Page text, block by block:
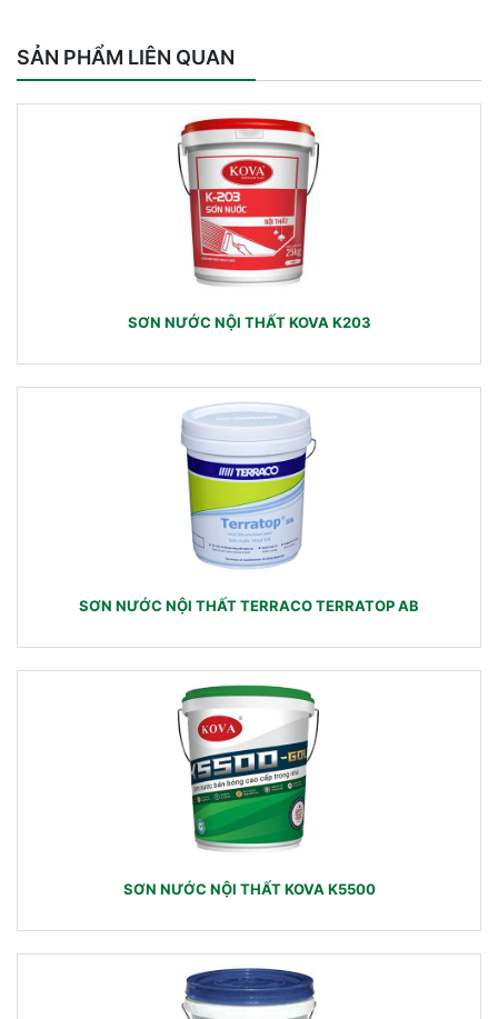
SẢN PHẨM LIÊN QUAN
SƠN NƯỚC NỘI THẤT KOVA K203
SƠN NƯỚC NỘI THẤT TERRACO TERRATOP AB
SƠN NƯỚC NỘI THẤT KOVA K5500